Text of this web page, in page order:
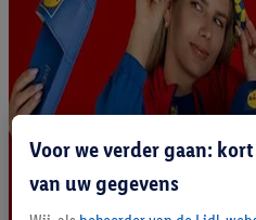
Voor we verder gaan:
van uw gegevens